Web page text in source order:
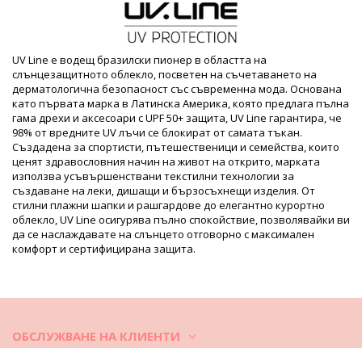
Продуктова информация
Отдел: МЪЖЕ, Bucket hat
Пакетът включва: 1 x Bucket hat (Други аксесоари не са
включени)
HS CODE: 650500
SKU: 1987002987
EAN: Уникален размер (7899918549823)
Справка за доставчик: 05010031006
Тегло: 145g / 0.32lb / 5.11oz
Ретуширани снимки
Инструкции за пране и грижа
Инструкции за грижа за: UV Line Hat Toronto Colors
Masc Sand Upf50+
Ако е възможно, отстранете аксесоарите.
Използвайте:
бяла кърпа, вода и водороден пероксид за други петна.
UV Line е водещ бразилски пионер в областта на
слънцезащитното облекло, посветен на съчетаването на
дерматологична безопасност със съвременна мода. Основана
като първата марка в Латинска Америка, която предлага пълна
гама дрехи и аксесоари с UPF 50+ защита, UV Line гарантира, че
98% от вредните UV лъчи се блокират от самата тъкан.
Създадена за спортисти, пътешественици и семейства, които
ценят здравословния начин на живот на открито, марката
използва усъвършенствани текстилни технологии за
създаване на леки, дишащи и бързосъхнещи изделия. От
стилни плажни шапки и рашгардове до елегантно курортно
облекло, UV Line осигурява пълно спокойствие, позволявайки ви
да се наслаждавате на слънцето отговорно с максимален
комфорт и сертифицирана защита.
ОБСЛУЖВАНЕ НА КЛИЕНТИ